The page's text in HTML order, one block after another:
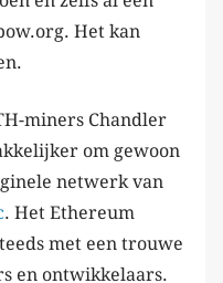
Het kan
miners Chandler
om gewoon
netwerk van
. Het Ethereum
met een trouwe
en ontwikkelaars.